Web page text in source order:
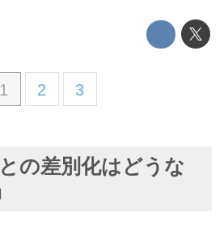
1 2 3
の差別化はどうな